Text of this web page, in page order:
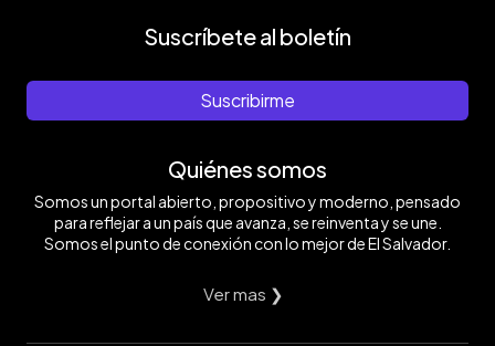
Suscríbete al boletín
Suscribirme
Quiénes somos
Somos un portal abierto, propositivo y moderno, pensado
para reflejar a un país que avanza, se reinventa y se une.
Somos el punto de conexión con lo mejor de El Salvador.
Ver mas ❯